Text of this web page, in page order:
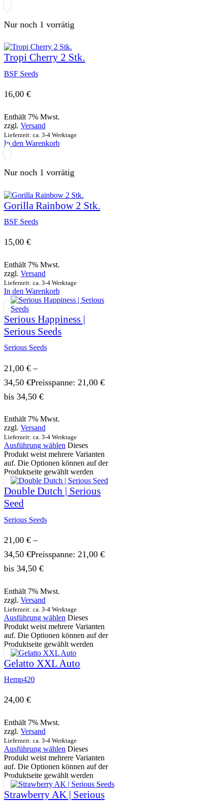
Nur noch 1 vorrätig
Tropi Cherry 2 Stk.
BSF Seeds
16,00 €
Enthält 7% Mwst.
zzgl. Versand
Lieferzeit: ca. 3-4 Werktage
In den Warenkorb
Nur noch 1 vorrätig
Gorilla Rainbow 2 Stk.
BSF Seeds
15,00 €
Enthält 7% Mwst.
zzgl. Versand
Lieferzeit: ca. 3-4 Werktage
In den Warenkorb
Serious Happiness |
Serious Seeds
Serious Seeds
21,00 € –
34,50 €Preisspanne: 21,00 €
bis 34,50 €
Enthält 7% Mwst.
zzgl. Versand
Lieferzeit: ca. 3-4 Werktage
Ausführung wählen Dieses
Produkt weist mehrere Varianten
auf. Die Optionen können auf der
Produktseite gewählt werden
Double Dutch | Serious
Seed
Serious Seeds
21,00 € –
34,50 €Preisspanne: 21,00 €
bis 34,50 €
Enthält 7% Mwst.
zzgl. Versand
Lieferzeit: ca. 3-4 Werktage
Ausführung wählen Dieses
Produkt weist mehrere Varianten
auf. Die Optionen können auf der
Produktseite gewählt werden
Gelatto XXL Auto
Hemp420
24,00 €
Enthält 7% Mwst.
zzgl. Versand
Lieferzeit: ca. 3-4 Werktage
Ausführung wählen Dieses
Produkt weist mehrere Varianten
auf. Die Optionen können auf der
Produktseite gewählt werden
Strawberry AK | Serious